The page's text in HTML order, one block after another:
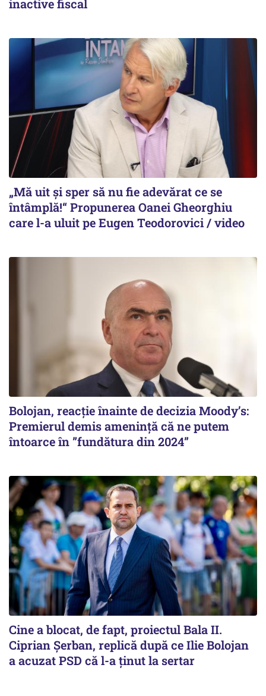
inactive fiscal
„Mă uit și sper să nu fie adevărat ce se
întâmplă!“ Propunerea Oanei Gheorghiu
care l-a uluit pe Eugen Teodorovici / video
Bolojan, reacție înainte de decizia Moody’s:
Premierul demis amenință că ne putem
întoarce în ”fundătura din 2024”
Cine a blocat, de fapt, proiectul Bala II.
Ciprian Șerban, replică după ce Ilie Bolojan
a acuzat PSD că l-a ținut la sertar